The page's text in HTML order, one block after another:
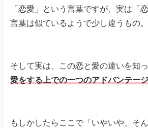
「恋愛」という言葉ですが、実は「
言葉は似ているようで少し違うもの。
そして実は、この恋と愛の違いを知
愛をする上での一つのアドバンテージ
もしかしたらここで「いやいや、そ